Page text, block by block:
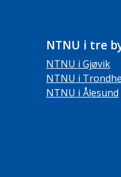
NTNU i tre
NTNU i Gjøvik
NTNU i
NTNU i Ålesund